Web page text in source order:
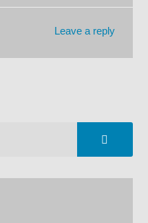
Leave a reply